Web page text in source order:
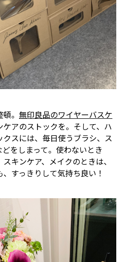
。 無印良品のワイヤーバスケ
ケアのストックを。そして、ハ
スには、毎日使うブラシ、ス
をしまって。使わないとき
キンケア、メイクのときは、
すっきりして気持ち良い！